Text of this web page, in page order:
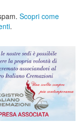
Scopri come
.